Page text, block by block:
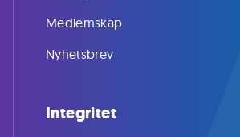
Medlemskap
Nyhetsbrev
Integritet